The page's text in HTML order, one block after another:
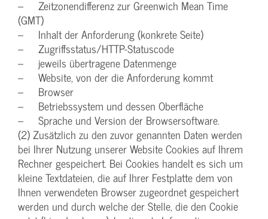
– Zeitzonendifferenz zur Greenwich Mean Time
(GMT)
– Inhalt der Anforderung (konkrete Seite)
– Zugriffsstatus/HTTP-Statuscode
– jeweils übertragene Datenmenge
– Website, von der die Anforderung kommt
– Browser
– Betriebssystem und dessen Oberfläche
– Sprache und Version der Browsersoftware.
(2) Zusätzlich zu den zuvor genannten Daten werden
bei Ihrer Nutzung unserer Website Cookies auf Ihrem
Rechner gespeichert. Bei Cookies handelt es sich um
kleine Textdateien, die auf Ihrer Festplatte dem von
Ihnen verwendeten Browser zugeordnet gespeichert
werden und durch welche der Stelle, die den Cookie